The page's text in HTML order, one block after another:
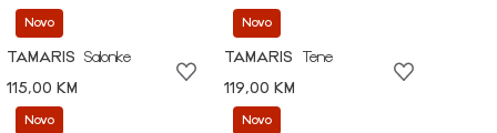
Novo
TAMARIS
Salonke
115,00 KM
Novo
TAMARIS
Tene
119,00 KM
Novo Novo